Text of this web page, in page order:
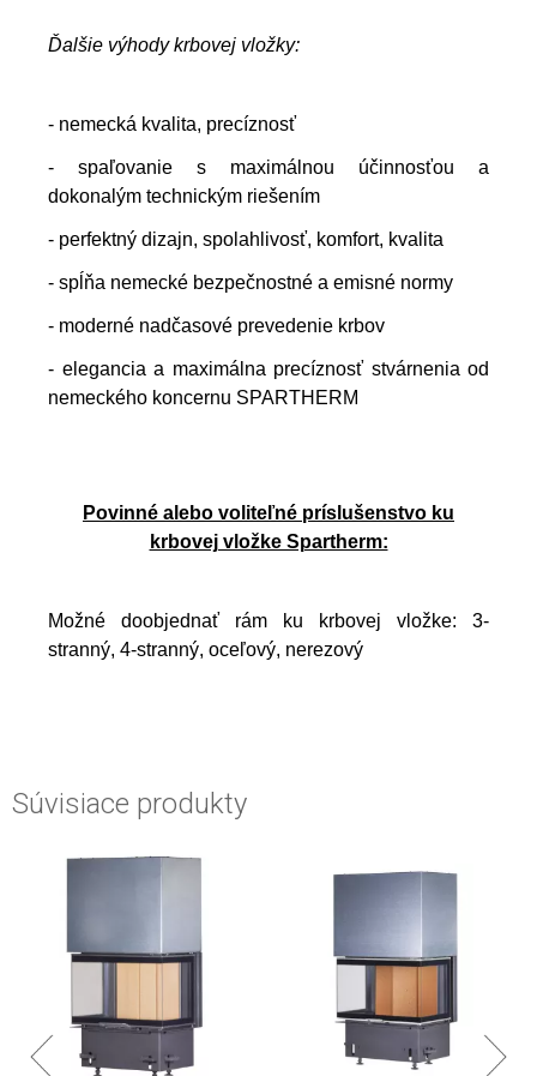
Ďalšie výhody krbovej vložky:
- nemecká kvalita, precíznosť
- spaľovanie s maximálnou účinnosťou a
dokonalým technickým riešením
- perfektný dizajn, spolahlivosť, komfort, kvalita
- spĺňa nemecké bezpečnostné a emisné normy
- moderné nadčasové prevedenie krbov
- elegancia a maximálna precíznosť stvárnenia od
nemeckého koncernu SPARTHERM
Povinné alebo voliteľné príslušenstvo ku
krbovej vložke Spartherm:
Možné doobjednať rám ku krbovej vložke: 3-
stranný, 4-stranný, oceľový, nerezový
Súvisiace produkty